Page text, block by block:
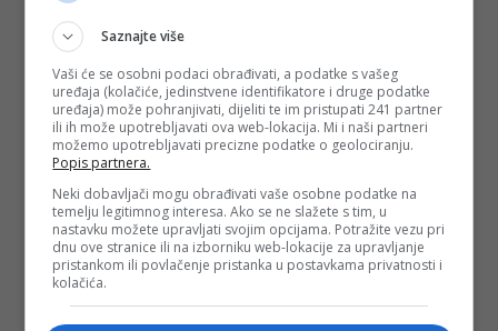
Saznajte više
Vaši će se osobni podaci obrađivati, a podatke s vašeg
uređaja (kolačiće, jedinstvene identifikatore i druge podatke
uređaja) može pohranjivati, dijeliti te im pristupati 241 partner
ili ih može upotrebljavati ova web-lokacija. Mi i naši partneri
možemo upotrebljavati precizne podatke o geolociranju.
Popis partnera.
Neki dobavljači mogu obrađivati vaše osobne podatke na
temelju legitimnog interesa. Ako se ne slažete s tim, u
nastavku možete upravljati svojim opcijama. Potražite vezu pri
dnu ove stranice ili na izborniku web-lokacije za upravljanje
pristankom ili povlačenje pristanka u postavkama privatnosti i
kolačića.